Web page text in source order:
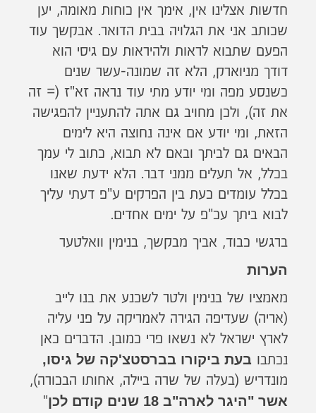
חדשות אצלינו אין, אימך אין כוחות מאומה, יען
שכותב אני את הגלויה בבית הדואר. אבקשך עוד
הפעם שתבוא לראות ולהיראות עם גיסי הוא
דודך מניוארק, הלא זה שמונה-עשר שנים
כשנסע מפה ומי יודע מתי עוד נראה זא"ז (= זה
את זה), ולכן מחויב גם אתה להתעניין להפגישה
הזאת, ומי יודע אם אינה נחוצה היא לימים
הבאים גם לביתך ובאם לא תבוא, כתוב לי עמך
בכלל, אל תעלים ממני דבר. הלא ידעת שאנו
בכלל עומדים כעת בין הפרקים ע"פ דעתי עליך
לבוא ביתך עכ"פ על ימים אחדים.
ברגשי כבוד, אביך מבקשך, בנימין וואלטער
הערות
מאמציו של בנימין ולטר לשכנע את בנו לייב
(אריה) שעדיפה הגירה לאמריקה על פני עליה
לארץ ישראל לא נשאו פרי כמובן. הדברים כאן
נכתבו בעת ביקורו בברסטצ'קה של גיסו,
מונדריש (בעלה של שרה ביילה, אחותו הבכורה),
אשר "היגר לארה"ב 18 שנים קודם לכן
"